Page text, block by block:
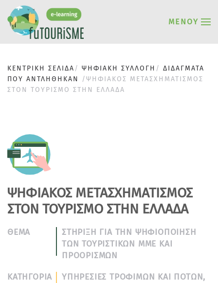
ΜΕΝΟΎ
ΚΕΝΤΡΙΚΗ ΣΕΛΙΔΑ ΨΗΦΙΑΚΗ ΣΥΛΛΟΓΗ
ΔΙΔΆΓΜΑΤΑ
ΠΟΥ AΝΤΛΉΘΗΚΑΝ
ΨΗΦΙΑΚΌΣ ΜΕΤΑΣΧΗΜΑΤΙΣΜΌΣ
ΣΤΟΝ ΤΟΥΡΙΣΜΌ ΣΤΗΝ ΕΛΛΆΔΑ
ΨΗΦΙΑΚΌΣ ΜΕΤΑΣΧΗΜΑΤΙΣΜΌΣ
ΣΤΟΝ ΤΟΥΡΙΣΜΌ ΣΤΗΝ ΕΛΛΆΔΑ
ΘΈΜΑ
ΣΤΉΡΙΞΗ ΓΙΑ ΤΗΝ ΨΗΦΙΟΠΟΊΗΣΗ
ΤΩΝ ΤΟΥΡΙΣΤΙΚΏΝ ΜΜΕ ΚΑΙ
ΠΡΟΟΡΙΣΜΏΝ
ΚΑΤΗΓΟΡΊΑ
ΥΠΗΡΕΣΙΕΣ ΤΡΟΦΙΜΩΝ ΚΑΙ ΠΟΤΩΝ,